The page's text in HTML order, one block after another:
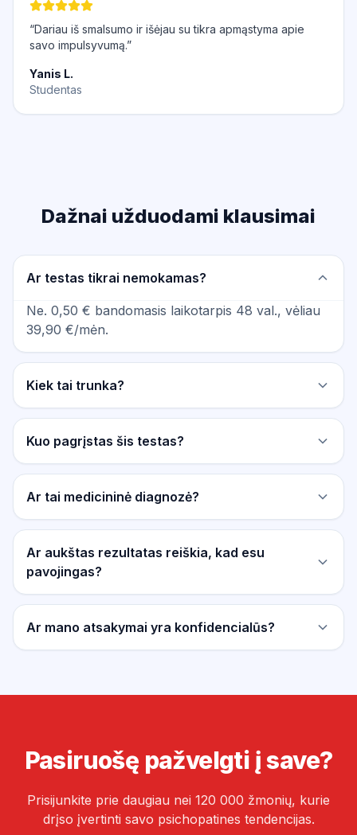
“Dariau iš smalsumo ir išėjau su tikra apmąstyma apie
savo impulsyvumą.”
Yanis L.
Studentas
Dažnai užduodami klausimai
Ar testas tikrai nemokamas?
Ne. 0,50 € bandomasis laikotarpis 48 val., vėliau
39,90 €/mėn.
Kiek tai trunka?
Kuo pagrįstas šis testas?
Ar tai medicininė diagnozė?
Ar aukštas rezultatas reiškia, kad esu
pavojingas?
Ar mano atsakymai yra konfidencialūs?
Pasiruošę pažvelgti į save?
Prisijunkite prie daugiau nei 120 000 žmonių, kurie
drįso įvertinti savo psichopatines tendencijas.